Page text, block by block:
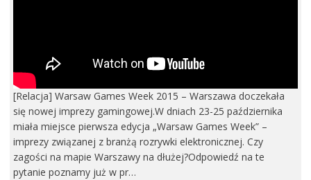
[Relacja] Warsaw Games Week 2015 – Warszawa doczekała
się nowej imprezy gamingowej.W dniach 23-25 października
miała miejsce pierwsza edycja „Warsaw Games Week” –
imprezy związanej z branżą rozrywki elektronicznej. Czy
zagości na mapie Warszawy na dłużej?Odpowiedź na te
pytanie poznamy już w pr…